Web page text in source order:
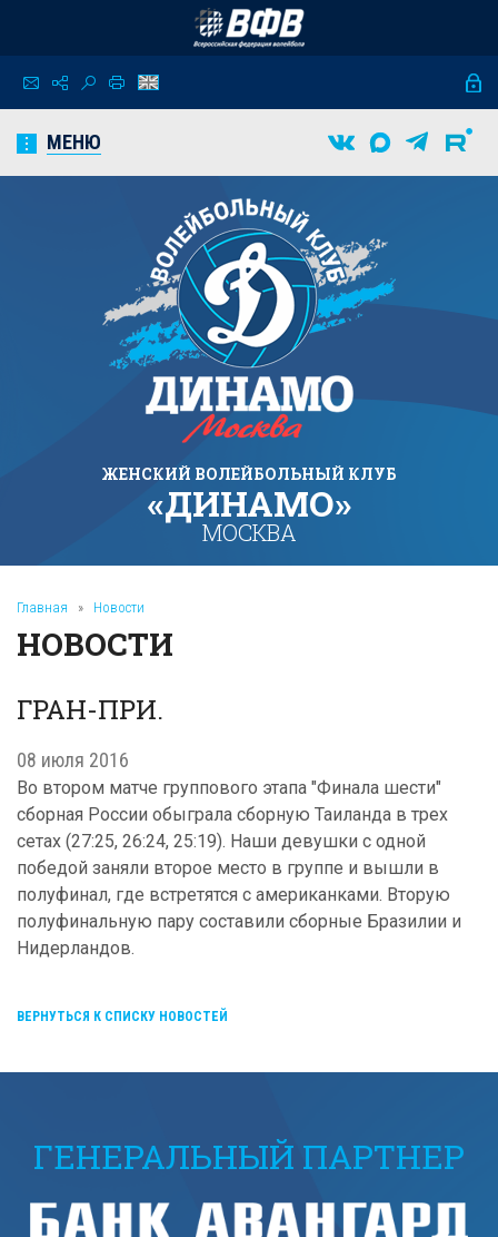
МЕНЮ
ЖЕНСКИЙ ВОЛЕЙБОЛЬНЫЙ КЛУБ
«ДИНАМО»
МОСКВА
Главная » Новости
НОВОСТИ
ГРАН-ПРИ.
08 июля 2016
Во втором матче группового этапа "Финала шести"
сборная России обыграла сборную Таиланда в трех
сетах (27:25, 26:24, 25:19). Наши девушки с одной
победой заняли второе место в группе и вышли в
полуфинал, где встретятся с американками. Вторую
полуфинальную пару составили сборные Бразилии и
Нидерландов.
ВЕРНУТЬСЯ К СПИСКУ НОВОСТЕЙ
ГЕНЕРАЛЬНЫЙ ПАРТНЕР